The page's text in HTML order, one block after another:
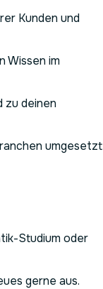
Kunden und
Wissen im
zu deinen
umgesetzt
Studium oder
gerne aus.